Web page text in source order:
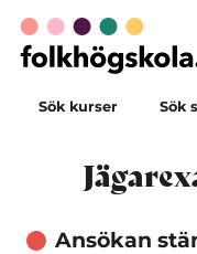
Sök kurser Sök
Ansökan